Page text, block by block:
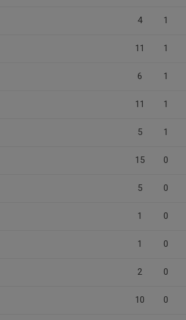
4 1
11 1
6 1
11 1
5 1
15 0
5 0
1 0
1 0
2 0
10 0